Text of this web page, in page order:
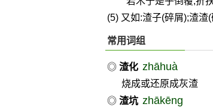
(5) 又如:渣子(碎屑);渣渣
常用词组
◎ 渣化 zhāhuà
烧成或还原成灰渣
◎ 渣坑 zhākēng